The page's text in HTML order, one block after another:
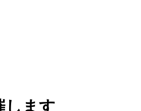
します